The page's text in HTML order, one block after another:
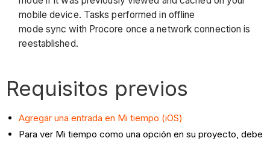
mobile device. Tasks performed in offline
mode sync with Procore once a network connection is
reestablished.
Requisitos previos
Agregar una entrada en Mi tiempo (iOS)
Para ver Mi tiempo como una opción en su proyecto, debe